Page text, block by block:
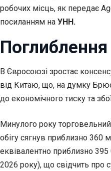
робочих місць, як передає
посиланням на УНН.
В Євросоюзі зростає
від Китаю, що, на думку
до економічного тиску та
Минулого року
обігу сягнув приблизно 360
еквівалентно приблизно
2026 року), що свідчить про